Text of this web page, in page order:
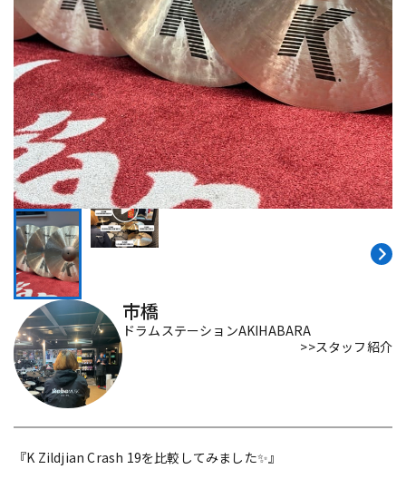
管楽器 その他楽器
アンプ エフェクター
DJ機器 DTM
DTM オンライン納品
配信/ライブ機器
中古 ヴィンテージ
市橋
ドラムステーションAKIHABARA
>>スタッフ紹介
『K Zildjian Crash 19を比較してみました✨』